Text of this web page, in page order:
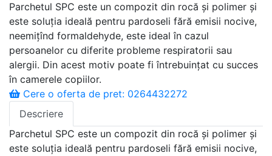
Parchetul SPC este un compozit din rocă și polimer și
este soluția ideală pentru pardoseli fără emisii nocive,
neemițînd formaldehyde, este ideal în cazul
persoanelor cu diferite probleme respiratorii sau
alergii. Din acest motiv poate fi întrebuințat cu succes
în camerele copiilor.
Cere o oferta de pret: 0264432272
Descriere
Parchetul SPC este un compozit din rocă și polimer și
este soluția ideală pentru pardoseli fără emisii nocive,